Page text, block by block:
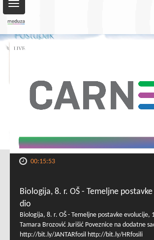
Toggle
navigation
00:15:53
Biologija, 8. r. OŠ - Temeljne
dio
Biologija, 8. r. OŠ - Temeljne postavke evolucije,
Tamara Brozović Jurišić Poveznice na dodatne
http://bit.ly/JANTARfosil http://bit.ly/HRfosili